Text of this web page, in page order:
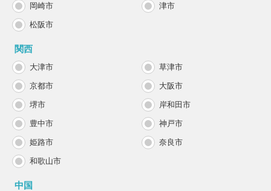
岡崎市 津市
松阪市
関西
大津市 草津市
京都市 大阪市
堺市 岸和田市
豊中市 神戸市
姫路市 奈良市
和歌山市
中国